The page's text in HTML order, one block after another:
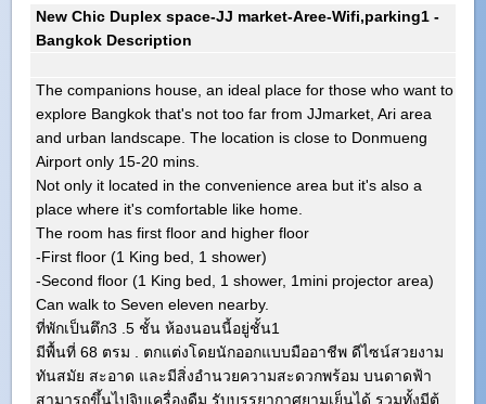
New Chic Duplex space-JJ market-Aree-Wifi,parking1 -
Bangkok Description
The companions house, an ideal place for those who want to
explore Bangkok that's not too far from JJmarket, Ari area
and urban landscape. The location is close to Donmueng
Airport only 15-20 mins.
Not only it located in the convenience area but it's also a
place where it's comfortable like home.
The room has first floor and higher floor
-First floor (1 King bed, 1 shower)
-Second floor (1 King bed, 1 shower, 1mini projector area)
Can walk to Seven eleven nearby.
ที่พักเป็นตึก3 .5 ชั้น ห้องนอนนี้อยู่ชั้น1
มีพื้นที่ 68 ตรม . ตกแต่งโดยนักออกแบบมืออาชีพ ดีไซน์สวยงาม
ทันสมัย สะอาด และมีสิ่งอำนวยความสะดวกพร้อม บนดาดฟ้า
สามารถขึ้นไปจิบเครื่องดืม รับบรรยากาศยามเย็นได้ รวมทั้งมีตู้